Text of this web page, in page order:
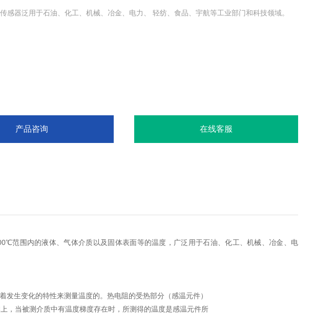
感器泛用于石油、化工、机械、冶金、电力、 轻纺、食品、宇航等工业部门和科技领域。
产品咨询 在线客服
范围内的液体、气体介质以及固体表面等的温度，广泛用于石油、化工、机械、冶金、电
生变化的特性来测量温度的。热电阻的受热部分（感温元件）
，当被测介质中有温度梯度存在时，所测得的温度是感温元件所